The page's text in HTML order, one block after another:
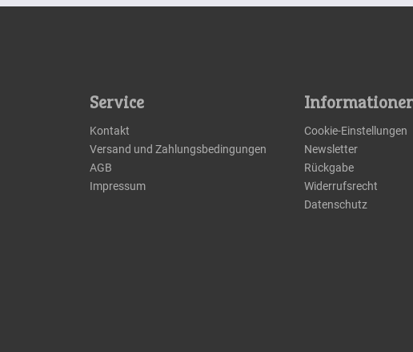
Service
Kontakt
Versand und Zahlungsbedingungen
AGB
Impressum
Cookie-Einstellungen
Newsletter
Rückgabe
Widerrufsrecht
Datenschutz